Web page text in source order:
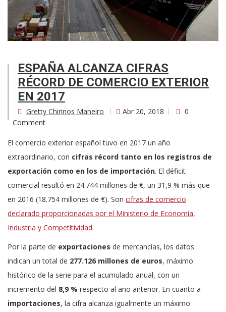
ESPAÑA ALCANZA CIFRAS
RÉCORD DE COMERCIO EXTERIOR
EN 2017
Gretty Chirinos Maneiro Abr 20, 2018
0
Comment
El comercio exterior español tuvo en 2017 un año
extraordinario, con cifras récord tanto en los registros de
exportación como en los de importación. El déficit
comercial resultó en 24.744 millones de €, un 31,9 % más que
en 2016 (18.754 millones de €). Son cifras de comercio
declarado proporcionadas por el Ministerio de Economía,
Industria y Competitividad.
Por la parte de exportaciones de mercancías, los datos
indican un total de 277.126 millones de euros, máximo
histórico de la serie para el acumulado anual, con un
incremento del 8,9 % respecto al año anterior. En cuanto a
importaciones, la cifra alcanza igualmente un máximo